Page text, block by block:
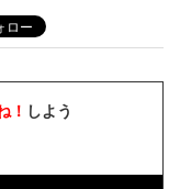
！ しよう